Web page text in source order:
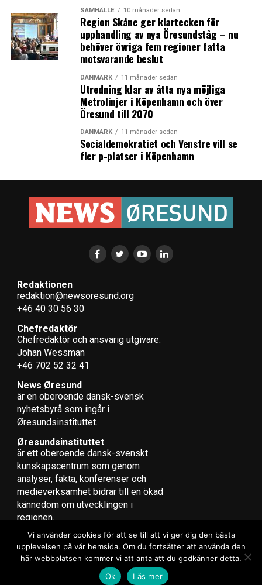
SAMHÄLLE 10 månader sedan
Region Skåne ger klartecken för
upphandling av nya Öresundståg – nu
behöver övriga fem regioner fatta
motsvarande beslut
DANMARK 11 månader sedan
Utredning klar av åtta nya möjliga
Metrolinjer i Köpenhamn och över
Öresund till 2070
DANMARK 11 månader sedan
Socialdemokratiet och Venstre vill se
fler p-platser i Köpenhamn
Redaktionen
redaktion@newsoresund.org
+46 40 30 56 30
Chefredaktör
Chefredaktör och ansvarig utgivare:
Johan Wessman
+46 702 52 32 41
News Øresund
är en oberoende dansk-svensk
nyhets­byrå som ingår i
Øresundsinstituttet.
Øresundsinstituttet
är ett oberoende dansk-svenskt
kunskapscentrum som genom
analyser, fakta, konferenser och
medieverksamhet bidrar till en ökad
kännedom om utvecklingen i
regionen.
Copyright © 2017 Zox News Theme. Theme by MVP Themes, powered
by WordPress.
Vi använder cookies för att se till att vi ger dig den bästa
upplevelsen på vår hemsida. Om du fortsätter att använda den
här webbplatsen kommer vi att anta att du godkänner detta.
Ok
Läs mer